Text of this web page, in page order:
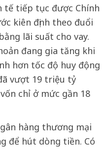
tiếp tục được Chính
kiên định theo đuổi
lãi suất cho vay.
đang gia tăng khi
hơn tốc độ huy động
vượt 19 triệu tỷ
chỉ ở mức gần 18
hàng thương mại
để hút dòng tiền. Có